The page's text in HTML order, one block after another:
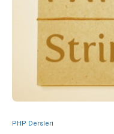
PHP Dersleri